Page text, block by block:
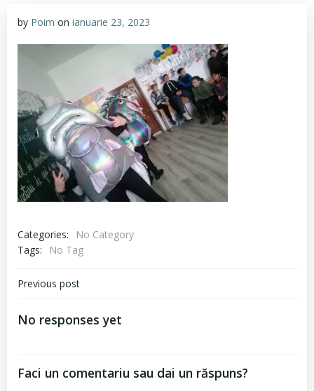
by Poim on ianuarie 23, 2023
Categories:
No Category
Tags:
No Tag
Navigare
articole
Previous post
No responses yet
Faci un comentariu sau dai un răspuns?